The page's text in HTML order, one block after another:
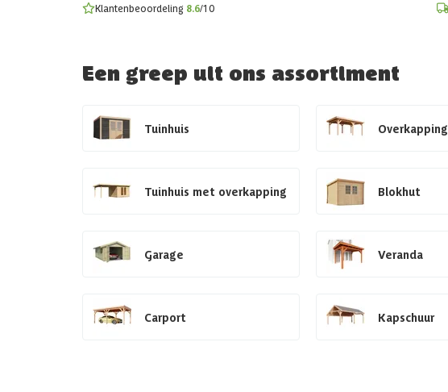
Klantenbeoordeling 8.6/10
Een greep uit ons assortiment
Tuinhuis Overkapping
Tuinhuis met overkapping Blokhut
Garage Veranda
Carport Kapschuur